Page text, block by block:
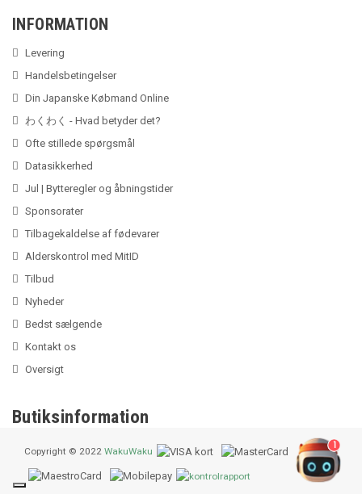
INFORMATION
Levering
Handelsbetingelser
Din Japanske Købmand Online
わくわく - Hvad betyder det?
Ofte stillede spørgsmål
Datasikkerhed
Jul | Bytteregler og åbningstider
Sponsorater
Tilbagekaldelse af fødevarer
Alderskontrol med MitID
Tilbud
Nyheder
Bedst sælgende
Kontakt os
Oversigt
Butiksinformation
Copyright © 2022 WakuWaku
1